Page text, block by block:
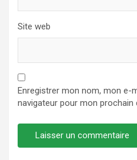
Site web
Enregistrer mon nom, mon e-
navigateur pour mon prochain